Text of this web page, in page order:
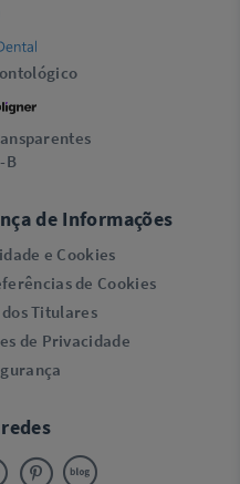
B
de Informações
e Cookies
de Cookies
Titulares
de Privacidade